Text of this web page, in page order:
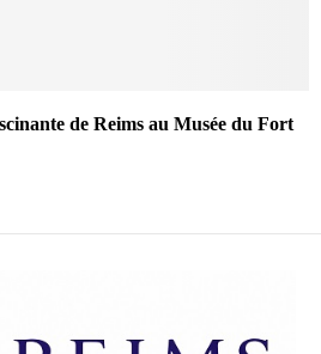
de Reims au Musée du Fort